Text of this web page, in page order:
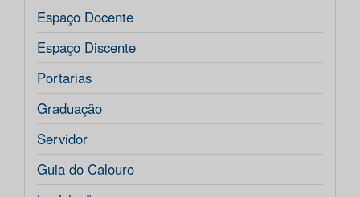
Espaço Docente
Espaço Discente
Portarias
Graduação
Servidor
Guia do Calouro